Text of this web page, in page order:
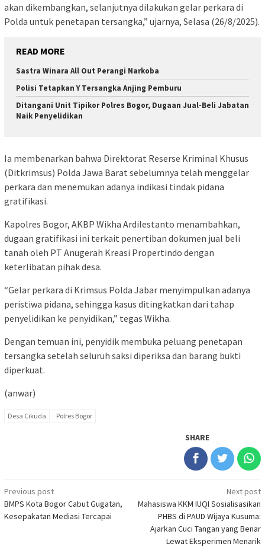
akan dikembangkan, selanjutnya dilakukan gelar perkara di
Polda untuk penetapan tersangka,” ujarnya, Selasa (26/8/2025).
READ MORE
Sastra Winara All Out Perangi Narkoba
Polisi Tetapkan Y Tersangka Anjing Pemburu
Ditangani Unit Tipikor Polres Bogor, Dugaan Jual-Beli Jabatan
Naik Penyelidikan
Ia membenarkan bahwa Direktorat Reserse Kriminal Khusus
(Ditkrimsus) Polda Jawa Barat sebelumnya telah menggelar
perkara dan menemukan adanya indikasi tindak pidana
gratifikasi.
Kapolres Bogor, AKBP Wikha Ardilestanto menambahkan,
dugaan gratifikasi ini terkait penertiban dokumen jual beli
tanah oleh PT Anugerah Kreasi Propertindo dengan
keterlibatan pihak desa.
“Gelar perkara di Krimsus Polda Jabar menyimpulkan adanya
peristiwa pidana, sehingga kasus ditingkatkan dari tahap
penyelidikan ke penyidikan,” tegas Wikha.
Dengan temuan ini, penyidik membuka peluang penetapan
tersangka setelah seluruh saksi diperiksa dan barang bukti
diperkuat.
(anwar)
Desa Cikuda Polres Bogor
SHARE
Post
navigation
Previous post
BMPS Kota Bogor Cabut Gugatan,
Kesepakatan Mediasi Tercapai
Next post
Mahasiswa KKM IUQI Sosialisasikan
PHBS di PAUD Wijaya Kusuma:
Ajarkan Cuci Tangan yang Benar
Lewat Eksperimen Menarik